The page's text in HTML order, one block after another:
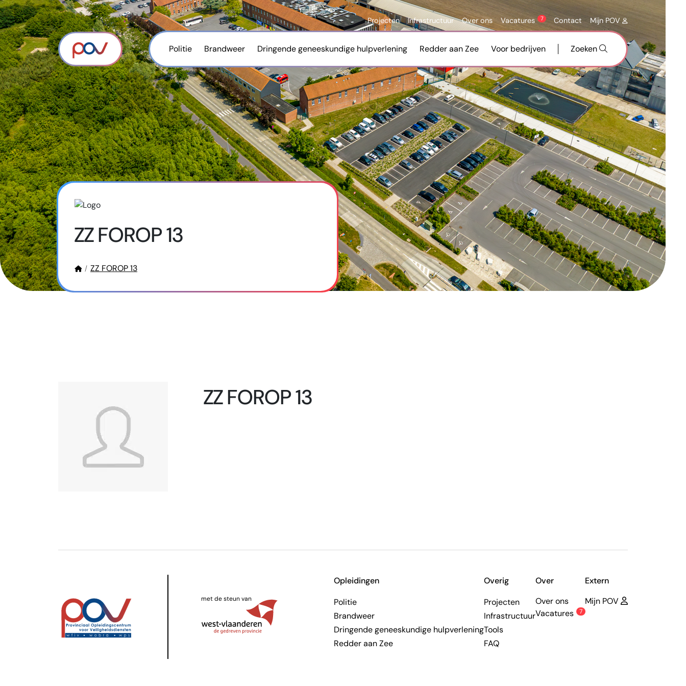
Projecten Infrastructuur Over ons Vacatures 7 Contact Mijn POV
Politie Brandweer Dringende geneeskundige hulpverlening Redder aan Zee Voor bedrijven Zoeken
ZZ FOROP 13
ZZ FOROP 13
ZZ FOROP 13
met de steun van
Opleidingen
Politie
Brandweer
Dringende geneeskundige hulpverlening
Redder aan Zee
Overig
Projecten
Infrastructuur
Tools
FAQ
Over
Over ons
Vacatures
7
Extern
Mijn POV